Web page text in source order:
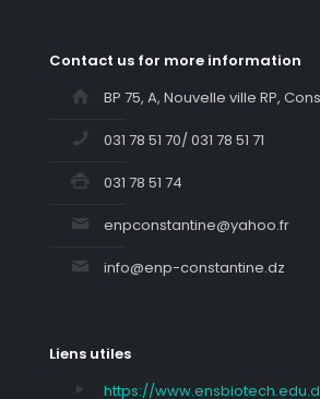
Contact us for more information
BP 75, A, Nouvelle ville RP,
031 78 51 70/ 031 78 51 71
031 78 51 74
enpconstantine@yahoo.fr
info@enp-constantine.dz
Liens utiles
https://